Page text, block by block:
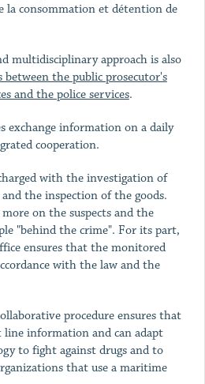
la consommation et détention de
multidisciplinary approach is also
between the public prosecutor's
and the police services.
exchange information on a daily
cooperation.
with the investigation of
the inspection of the goods.
on the suspects and the
"behind the crime". For its part,
ensures that the monitored
with the law and the
procedure ensures that
information and can adapt
to fight against drugs and to
that use a maritime